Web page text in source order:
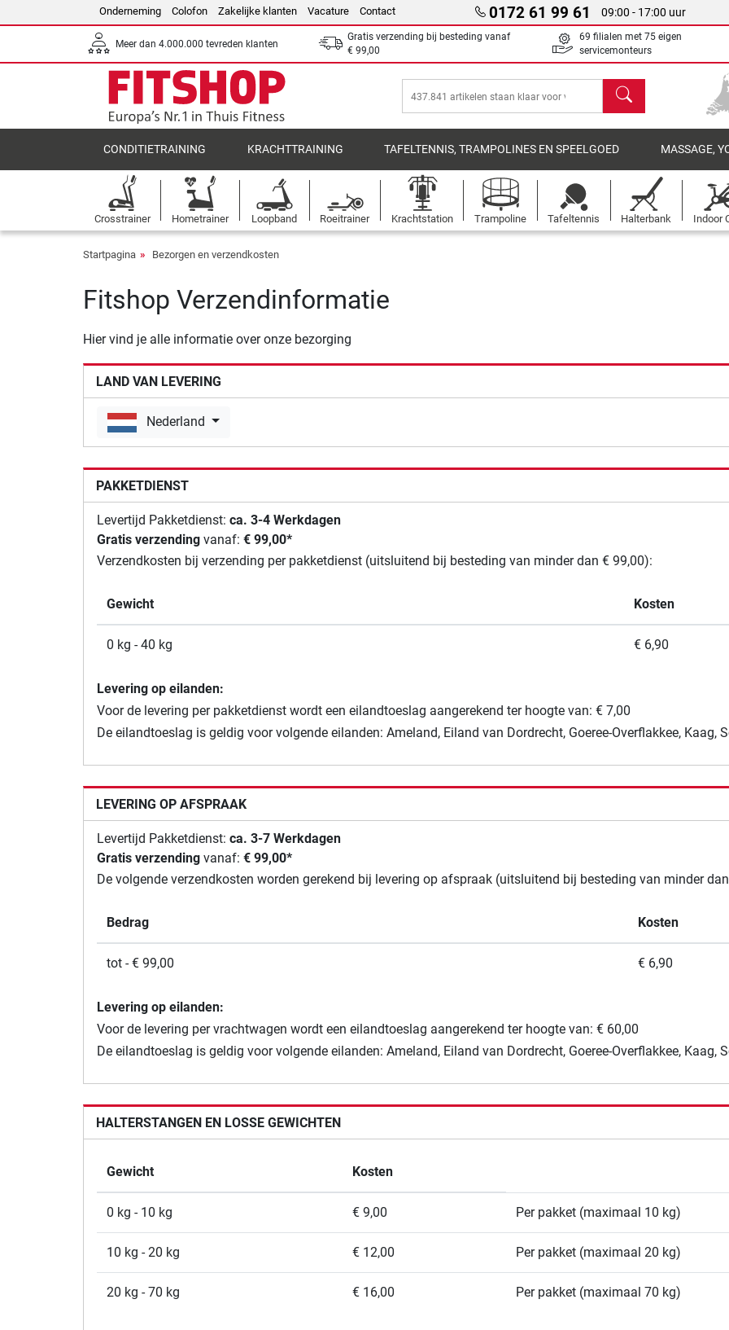
Onderneming Colofon Zakelijke klanten Vacature Contact 0172 61 99 61 09:00 - 17:00 uur
Meer dan 4.000.000 tevreden klanten
Gratis verzending bij besteding vanaf
€ 99,00
69 filialen met 75 eigen
servicemonteurs
Zoeken
CONDITIETRAINING KRACHTTRAINING TAFELTENNIS, TRAMPOLINES EN SPEELGOED MASSAGE,
Crosstrainer Hometrainer Loopband Roeitrainer Krachtstation Trampoline Tafeltennis Halterbank Indoor
Startpagina Bezorgen en verzendkosten
Fitshop Verzendinformatie
Hier vind je alle informatie over onze bezorging
LAND VAN LEVERING
Nederland
PAKKETDIENST
Levertijd Pakketdienst: ca. 3-4 Werkdagen
Gratis verzending vanaf: € 99,00*
Verzendkosten bij verzending per pakketdienst (uitsluitend bij besteding van minder dan € 99,00):
Gewicht Kosten
0 kg - 40 kg € 6,90
Levering op eilanden:
Voor de levering per pakketdienst wordt een eilandtoeslag aangerekend ter hoogte van: € 7,00
De eilandtoeslag is geldig voor volgende eilanden: Ameland, Eiland van Dordrecht, Goeree-Overflakkee, Kaag,
LEVERING OP AFSPRAAK
Levertijd Pakketdienst: ca. 3-7 Werkdagen
Gratis verzending vanaf: € 99,00*
De volgende verzendkosten worden gerekend bij levering op afspraak (uitsluitend bij besteding van minder
Bedrag Kosten
tot - € 99,00 € 6,90
Levering op eilanden:
Voor de levering per vrachtwagen wordt een eilandtoeslag aangerekend ter hoogte van: € 60,00
De eilandtoeslag is geldig voor volgende eilanden: Ameland, Eiland van Dordrecht, Goeree-Overflakkee, Kaag,
HALTERSTANGEN EN LOSSE GEWICHTEN
Gewicht Kosten
0 kg - 10 kg € 9,00 Per pakket (maximaal 10 kg)
10 kg - 20 kg € 12,00 Per pakket (maximaal 20 kg)
20 kg - 70 kg € 16,00 Per pakket (maximaal 70 kg)